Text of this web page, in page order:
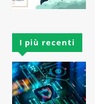
I più recenti